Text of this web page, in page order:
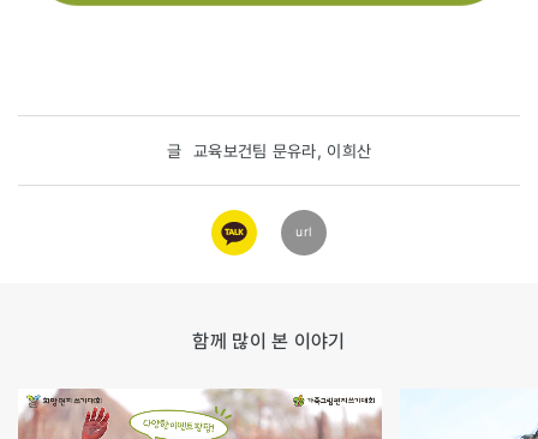
글 교육보건팀 문유라, 이희산
카카오
링크
url
함께 많이 본 이야기